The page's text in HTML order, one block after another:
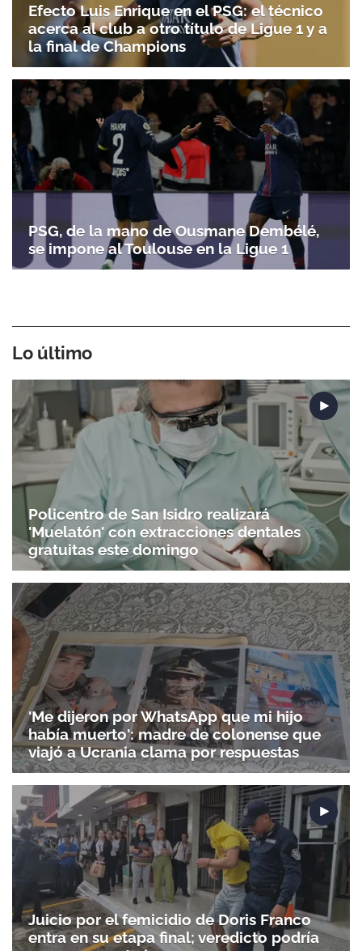
Efecto Luis Enrique en el PSG: el técnico
acerca al club a otro título de Ligue 1 y a
la final de Champions
PSG, de la mano de Ousmane Dembélé,
se impone al Toulouse en la Ligue 1
Lo último
Policentro de San Isidro realizará
'Muelatón' con extracciones dentales
gratuitas este domingo
'Me dijeron por WhatsApp que mi hijo
había muerto': madre de colonense que
viajó a Ucrania clama por respuestas
Juicio por el femicidio de Doris Franco
entra en su etapa final; veredicto podría